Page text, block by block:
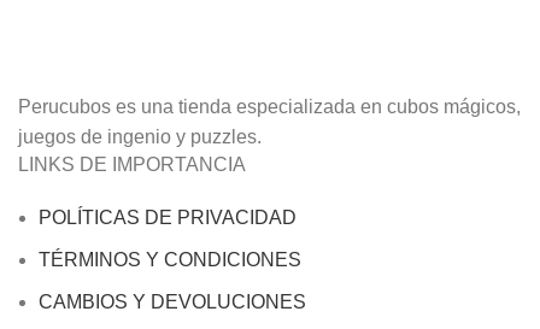
Perucubos es una tienda especializada en cubos mágicos,
juegos de ingenio y puzzles.
LINKS DE IMPORTANCIA
POLÍTICAS DE PRIVACIDAD
TÉRMINOS Y CONDICIONES
CAMBIOS Y DEVOLUCIONES